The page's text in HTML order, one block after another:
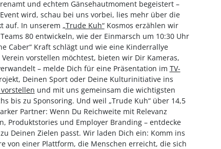
und echtem Gänsehautmoment begeistert –
wird, schau bei uns vorbei, lies mehr über die
auf. In unserem „Trude Kuh“Kosmos erzählen wir
80 entwickeln, wie der Einmarsch um 10:30 Uhr
Caber“ Kraft schlägt und wie eine Kinderrallye
vorstellen möchtest, bieten wir Dir Kameras,
– melde Dich für eine Präsentation im TV-
Deinen Sport oder Deine Kulturinitiative ins
und mit uns gemeinsam die wichtigsten
bis zu Sponsoring. Und weil „Trude Kuh“ über 14,5
Partner: Wenn Du Reichweite mit Relevanz
Produktstories und Employer Branding – entdecke
Deinen Zielen passt. Wir laden Dich ein: Komm ins
von einer Plattform, die Menschen erreicht, die sich